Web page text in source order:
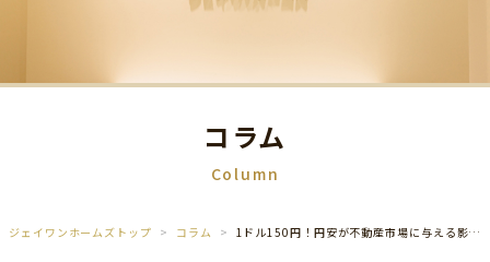
コラム
Column
ジェイワンホームズトップ コラム 1ドル150円！円安が不動産市場に与える影響は？